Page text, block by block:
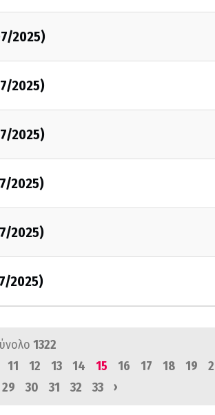
2025)
2025)
2025)
2025)
2025)
2025)
1322
11 12 13 14 15 16 17 18 19
29 30 31 32 33 ›